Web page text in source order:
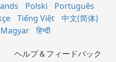
Polski
Português
Tiếng Việt
中文(简体)
Magyar हिन्दी
ヘルプ＆フィードバック